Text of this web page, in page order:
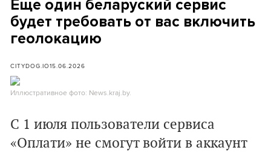
Еще один беларуский сервис
будет требовать от вас включить
геолокацию
CITYDOG.IO15.06.2026
Иллюстративное фото: News.kraj.by.
С 1 июля пользователи сервиса
«Оплати» не смогут войти в аккаунт